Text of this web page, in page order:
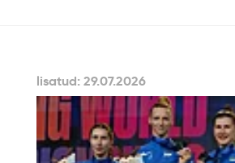
lisatud: 29.07.2026